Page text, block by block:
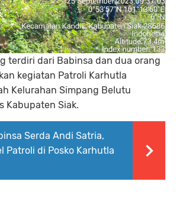
terdiri dari Babinsa dan dua orang
kegiatan Patroli Karhutla
Kelurahan Simpang Belutu
Kabupaten Siak.
Serda Andi Satria,
Patroli di Posko Karhutla